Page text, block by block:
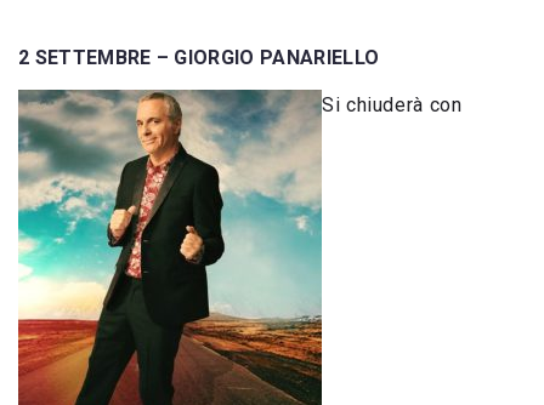
2 SETTEMBRE – GIORGIO PANARIELLO
Si chiuderà con